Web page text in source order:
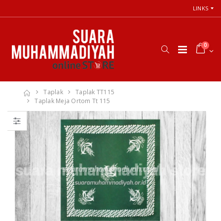
LINKS
0
Taplak
Taplak TT115
Taplak Meja Ortom Tt 115
66 Jalan Menuju
Cinta Ilahi
Menemukan
Tuhan dalam
Luka, Cinta, dan
Kehidupan
Sehari-hari
Cara Shalat
Menurut
Himpunan
Putusan Tarjih
Muhammadiyah
Rp. 31.000
Himpunan